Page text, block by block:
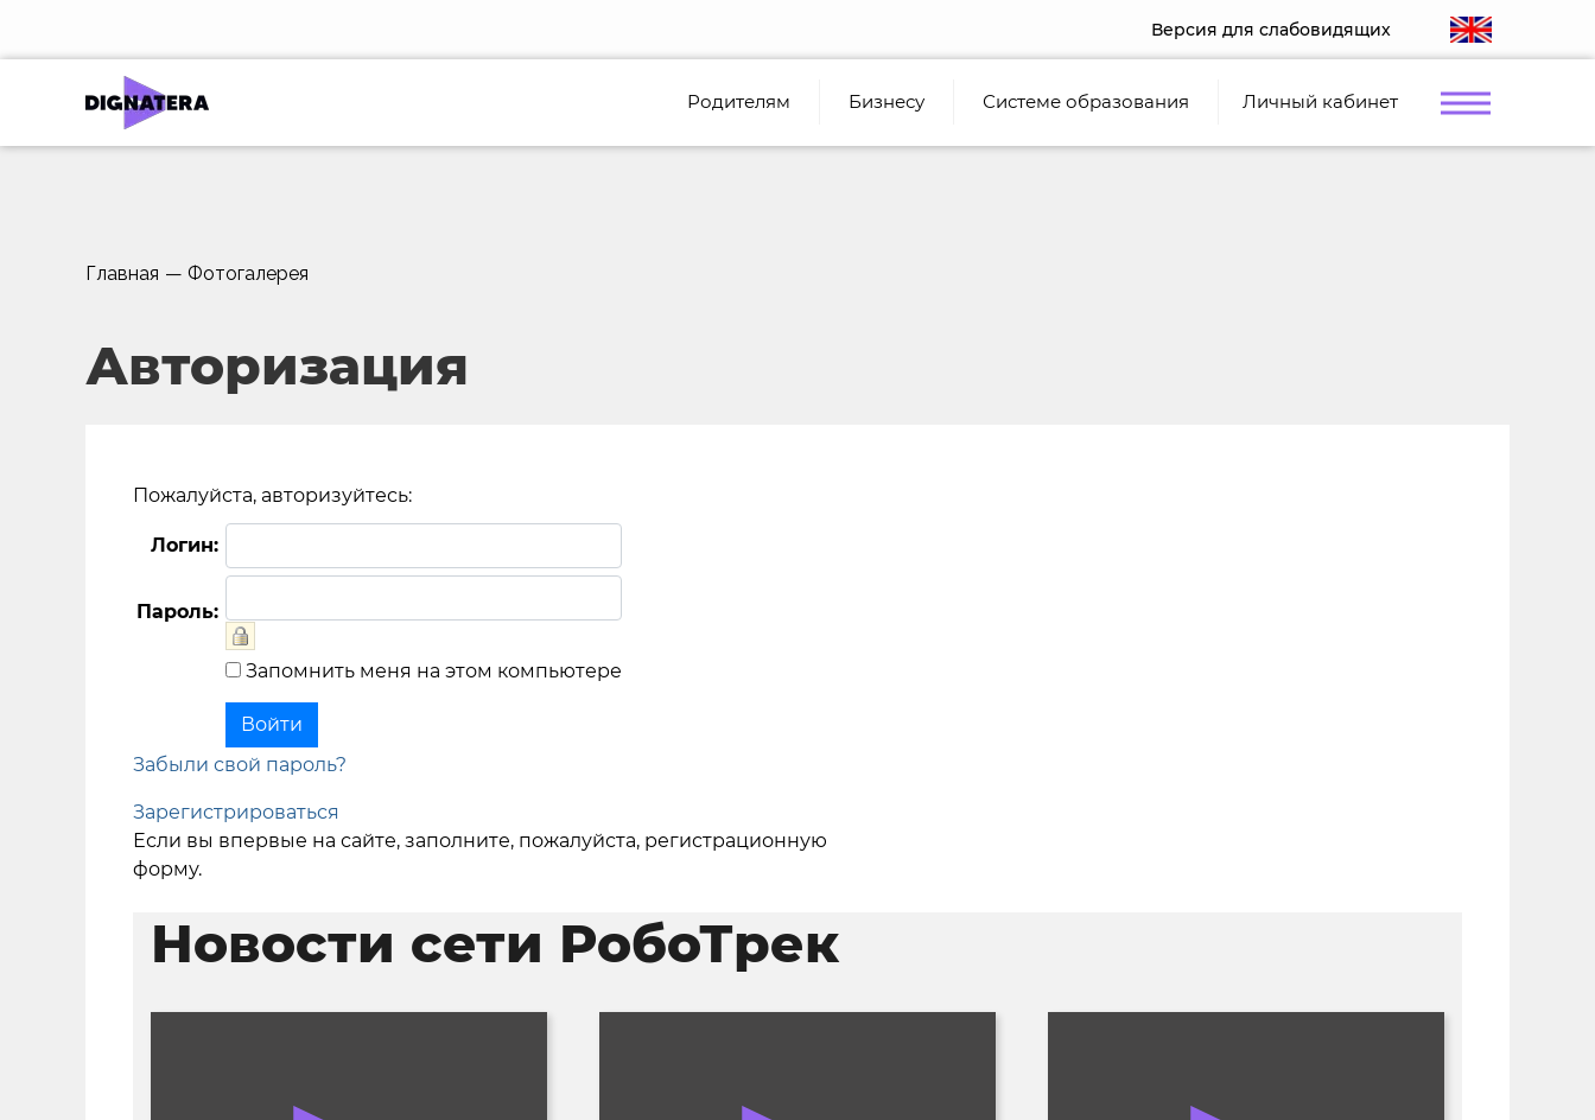
Версия для слабовидящих
Родителям Бизнесу Системе образования Личный кабинет
Главная — Фотогалерея
Авторизация
Пожалуйста, авторизуйтесь:
Логин:
Пароль:
Запомнить меня на этом компьютере
Забыли свой пароль?
Зарегистрироваться
Если вы впервые на сайте, заполните, пожалуйста, регистрационную
форму.
Новости сети РобоТрек